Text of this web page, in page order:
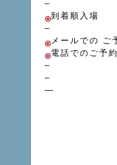
–
到着順入場
–
メールでの ご
電話でのご予約
–
–
—